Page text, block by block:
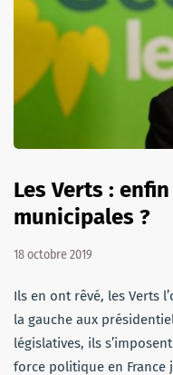
Les Verts :
municipales ?
18 octobre 2019
Ils en ont rêvé, les Verts
la gauche aux
législatives, ils
force politique en France